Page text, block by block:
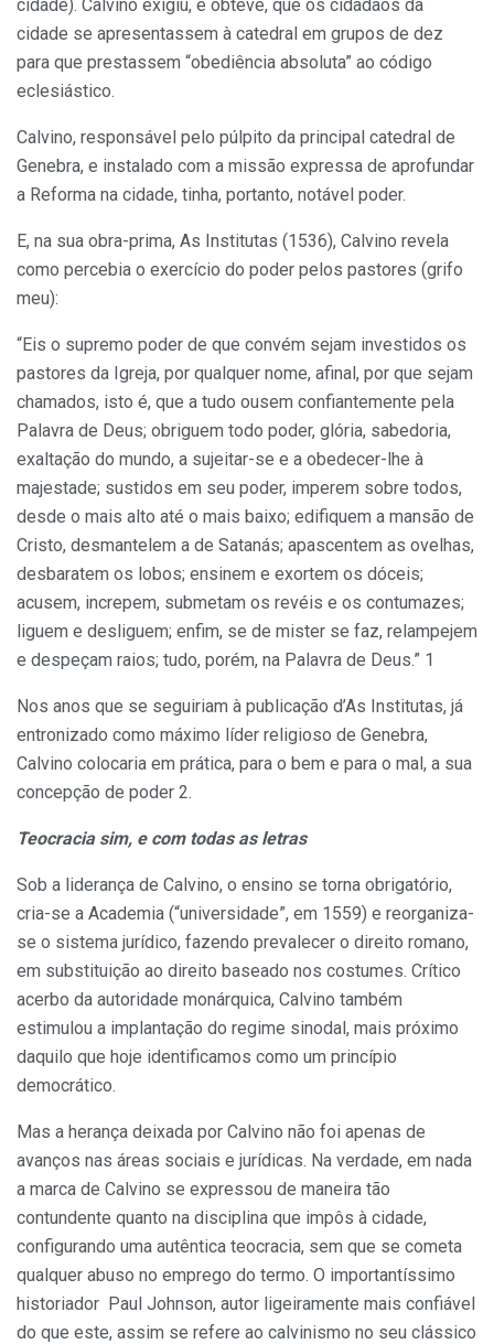
cidade). Calvino exigiu, e obteve, que os cidadãos da
cidade se apresentassem à catedral em grupos de dez
para que prestassem “obediência absoluta” ao código
eclesiástico.
Calvino, responsável pelo púlpito da principal catedral de
Genebra, e instalado com a missão expressa de aprofundar
a Reforma na cidade, tinha, portanto, notável poder.
E, na sua obra-prima, As Institutas (1536), Calvino revela
como percebia o exercício do poder pelos pastores (grifo
meu):
“Eis o supremo poder de que convém sejam investidos os
pastores da Igreja, por qualquer nome, afinal, por que sejam
chamados, isto é, que a tudo ousem confiantemente pela
Palavra de Deus; obriguem todo poder, glória, sabedoria,
exaltação do mundo, a sujeitar-se e a obedecer-lhe à
majestade; sustidos em seu poder, imperem sobre todos,
desde o mais alto até o mais baixo; edifiquem a mansão de
Cristo, desmantelem a de Satanás; apascentem as ovelhas,
desbaratem os lobos; ensinem e exortem os dóceis;
acusem, increpem, submetam os revéis e os contumazes;
liguem e desliguem; enfim, se de mister se faz, relampejem
e despeçam raios; tudo, porém, na Palavra de Deus.” 1
Nos anos que se seguiriam à publicação d’As Institutas, já
entronizado como máximo líder religioso de Genebra,
Calvino colocaria em prática, para o bem e para o mal, a sua
concepção de poder 2.
Teocracia sim, e com todas as letras
Sob a liderança de Calvino, o ensino se torna obrigatório,
cria-se a Academia (“universidade”, em 1559) e reorganiza-
se o sistema jurídico, fazendo prevalecer o direito romano,
em substituição ao direito baseado nos costumes. Crítico
acerbo da autoridade monárquica, Calvino também
estimulou a implantação do regime sinodal, mais próximo
daquilo que hoje identificamos como um princípio
democrático.
Mas a herança deixada por Calvino não foi apenas de
avanços nas áreas sociais e jurídicas. Na verdade, em nada
a marca de Calvino se expressou de maneira tão
contundente quanto na disciplina que impôs à cidade,
configurando uma autêntica teocracia, sem que se cometa
qualquer abuso no emprego do termo. O importantíssimo
historiador Paul Johnson, autor ligeiramente mais confiável
do que este, assim se refere ao calvinismo no seu clássico